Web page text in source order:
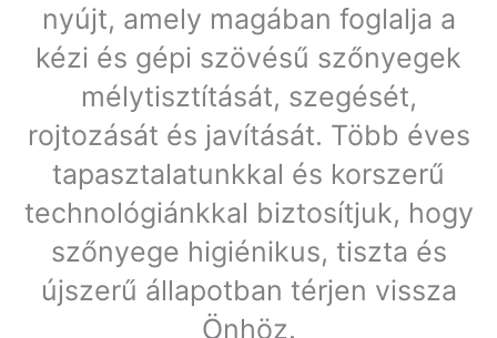
nyújt, amely magában foglalja a
kézi és gépi szövésű szőnyegek
mélytisztítását, szegését,
rojtozását és javítását. Több éves
tapasztalatunkkal és korszerű
technológiánkkal biztosítjuk, hogy
szőnyege higiénikus, tiszta és
újszerű állapotban térjen vissza
Önhöz.